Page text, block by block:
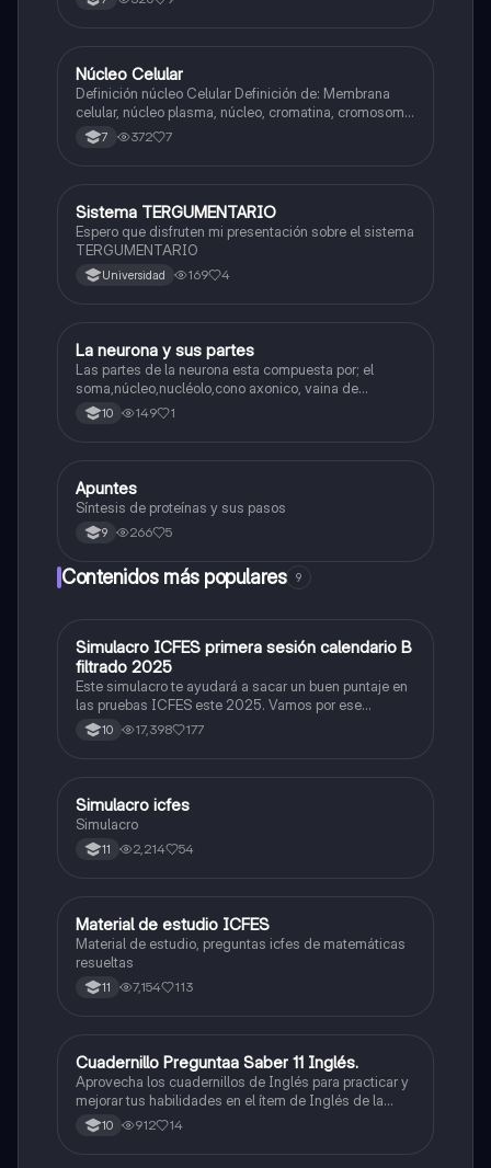
Biologia
Núcleo Celular
Definición núcleo Celular Definición de: Membrana
celular, núcleo plasma, núcleo, cromatina, cromosoma
Interfase Fases de la interfase
7 372 7
Biologia
Sistema TERGUMENTARIO
Espero que disfruten mi presentación sobre el sistema
TERGUMENTARIO
Universidad 169 4
Biologia
La neurona y sus partes
Las partes de la neurona esta compuesta por; el
soma,núcleo,nucléolo,cono axonico, vaina de
mielina,celula schwan,núcleo de schwann,nódulo de
Ranvier,terminal axonico Arborizacion terminal, botón
10 149 1
Biologia
Apuntes
Síntesis de proteínas y sus pasos
9 266 5
Contenidos más populares 9
ICFES: Matemáticas
Simulacro ICFES primera sesión calendario B
filtrado 2025
Este simulacro te ayudará a sacar un buen puntaje en
las pruebas ICFES este 2025. Vamos por ese
500/500. Y poder ser admitido en la universidad que
quieras, estudiar la carrera que quieres y no la que te
10 17,398 177
ICFES: Lectura Crítica
Simulacro icfes
Simulacro
11 2,214 54
ICFES: Matemáticas
Material de estudio ICFES
Material de estudio, preguntas icfes de matemáticas
resueltas
11 7,154 113
ICFES: Inglés
Cuadernillo Preguntaa Saber 11 Inglés.
Aprovecha los cuadernillos de Inglés para practicar y
mejorar tus habilidades en el ítem de Inglés de la
Prueba Saber 11. 🫡
10 912 14